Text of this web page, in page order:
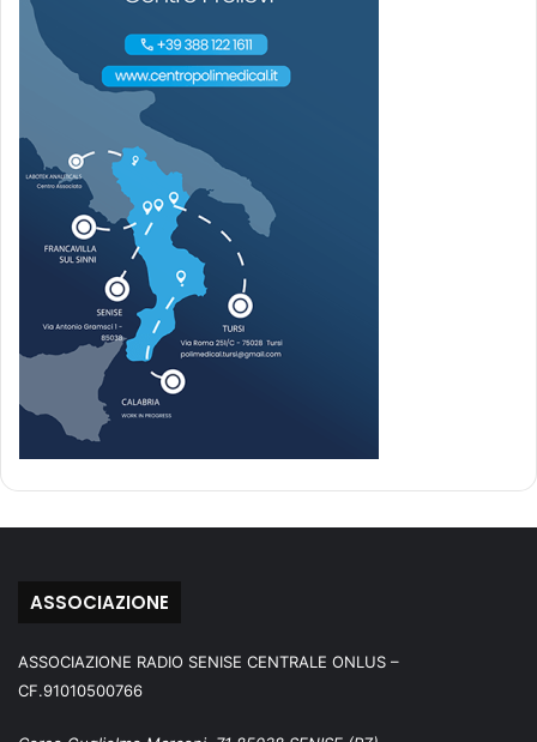
ASSOCIAZIONE
ASSOCIAZIONE RADIO SENISE CENTRALE ONLUS –
CF.91010500766